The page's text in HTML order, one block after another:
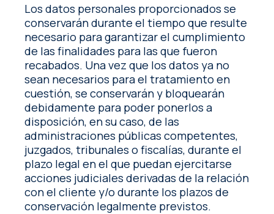
Los datos personales proporcionados se
conservarán durante el tiempo que resulte
necesario para garantizar el cumplimiento
de las finalidades para las que fueron
recabados. Una vez que los datos ya no
sean necesarios para el tratamiento en
cuestión, se conservarán y bloquearán
debidamente para poder ponerlos a
disposición, en su caso, de las
administraciones públicas competentes,
juzgados, tribunales o fiscalías, durante el
plazo legal en el que puedan ejercitarse
acciones judiciales derivadas de la relación
con el cliente y/o durante los plazos de
conservación legalmente previstos.